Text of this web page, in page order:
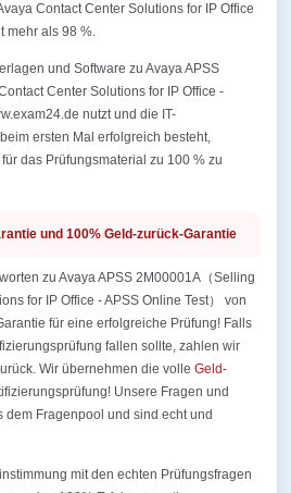
Contact Center Solutions for IP Office
mehr als 98 %.
und Software zu Avaya APSS
Center Solutions for IP Office -
nutzt und die IT-
ersten Mal erfolgreich besteht,
das Prüfungsmaterial zu 100 % zu
und 100% Geld-zurück-Garantie
zu Avaya APSS 2M00001A（Selling
for IP Office - APSS Online Test） von
für eine erfolgreiche Prüfung! Falls
fallen sollte, zahlen wir
Wir übernehmen die volle Geld-
Unsere Fragen und
dem Fragenpool und sind echt und
mit den echten Prüfungsfragen